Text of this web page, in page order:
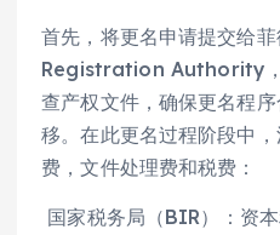
首先，将更名申请提交给
Registration Authority，
查产权文件，确保更名程
移。在此更名过程阶段中
费，文件处理费和税费：
国家税务局（BIR）：资